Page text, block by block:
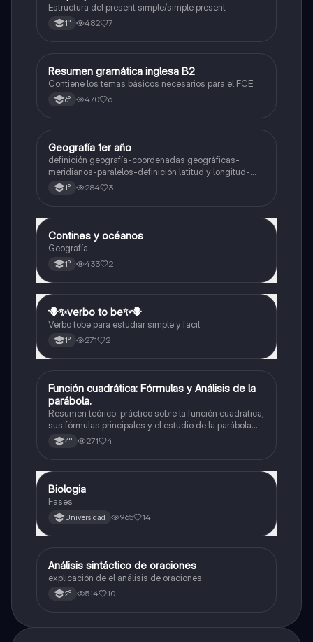
Estructura del present simple/simple present
1° 482 7
Inglés
Resumen gramática inglesa B2
Contiene los temas básicos necesarios para el FCE
6° 470 6
Geografía
Geografía 1er año
definición geografía-coordenadas geográficas-
meridianos-paralelos-definición latitud y longitud-
elementos del mapa-definición mapa-localización
relativa y absoluta
1° 284 3
Geografía
Contines y océanos
Geografía
1° 433 2
Inglés
🪻✨️verbo to be✨️🪻
Verbo tobe para estudiar simple y facil
1° 271 2
Matemáticas
Función cuadrática: Fórmulas y Análisis de la
parábola.
Resumen teórico-práctico sobre la función cuadrática,
sus fórmulas principales y el estudio de la parábola
como representación gráfica.Incluye desarrollo de la
forma general, cálculo de raíces, vértice y elementos
4° 271 4
Biología
Biologia
Fases
Universidad 965 14
Lengua
Análisis sintáctico de oraciones
explicación de el análisis de oraciones
2° 514 10